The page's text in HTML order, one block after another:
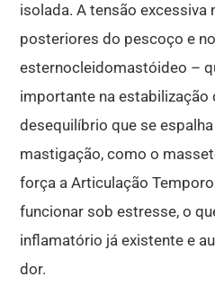
isolada.A tensão excessiva
posteriores do pescoço e
esternocleidomastóideo –
importante na estabilização
desequilíbrio que se
mastigação, como o
força a Articulação
funcionar sob estresse, o
inflamatório já existente e
dor.